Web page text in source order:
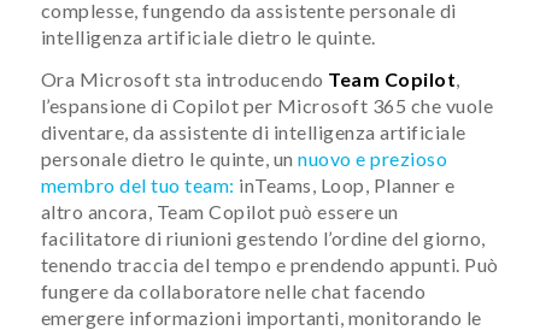
complesse, fungendo da assistente personale di
intelligenza artificiale dietro le quinte.
Ora Microsoft sta introducendo Team Copilot
l’espansione di Copilot per Microsoft 365 che vuole
diventare, da assistente di intelligenza artificiale
personale dietro le quinte, unnuovo e prezioso
membro del tuo team: inTeams, Loop, Planner e
altro ancora, Team Copilot può essere un
facilitatore di riunioni gestendo l’ordine del giorno,
tenendo traccia del tempo e prendendo appunti. Può
fungere da collaboratore nelle chat facendo
emergere informazioni importanti, monitorando le